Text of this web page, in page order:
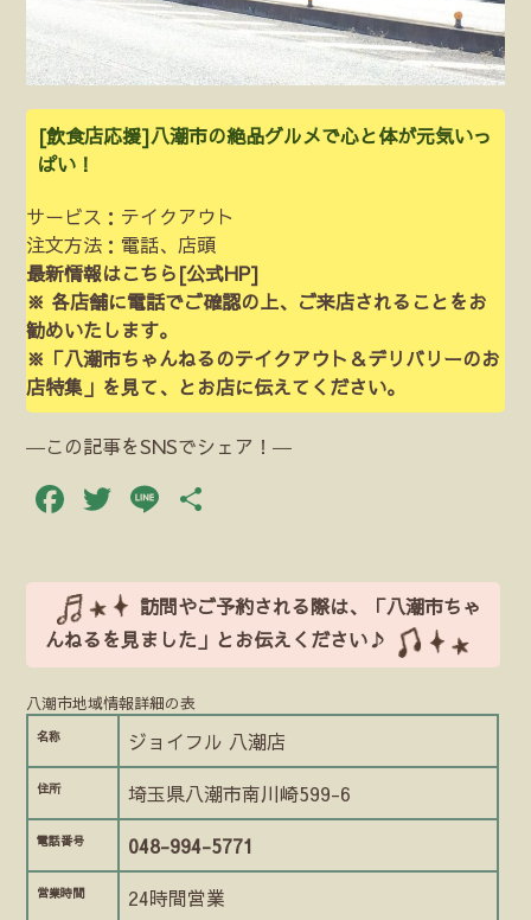
[飲食店応援]八潮市の絶品グルメで心と体が元気いっ
ぱい！
サービス：テイクアウト
注文方法：電話、店頭
最新情報はこちら[公式HP]
※ 各店舗に電話でご確認の上、ご来店されることをお
勧めいたします。
※「八潮市ちゃんねるのテイクアウト＆デリバリーのお
店特集」を見て、とお店に伝えてください。
―この記事をSNSでシェア！―
Facebook
Twitter
Line
訪問やご予約される際は、「八潮市ちゃ
んねるを見ました」とお伝えください♪
八潮市地域情報詳細の表
名称 ジョイフル 八潮店
住所 埼玉県八潮市南川崎599-6
電話番号 048-994-5771
営業時間 24時間営業